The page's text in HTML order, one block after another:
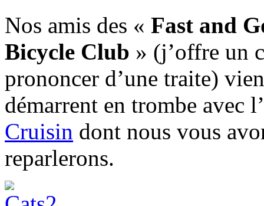
Nos amis des « Fast and
Bicycle Club » (j’offre un
prononcer d’une traite)
démarrent en trombe avec
Cruisin dont nous vous
reparlerons.